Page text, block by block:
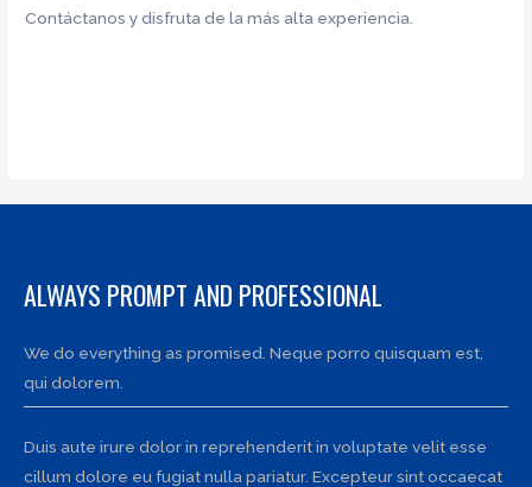
Contáctanos y disfruta de la más alta experiencia.
ALWAYS PROMPT AND PROFESSIONAL
We do everything as promised. Neque porro quisquam est,
qui dolorem.
Duis aute irure dolor in reprehenderit in voluptate velit esse
cillum dolore eu fugiat nulla pariatur. Excepteur sint occaecat